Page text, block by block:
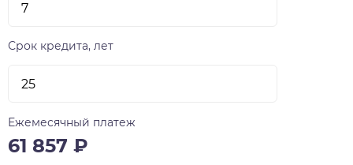
Срок кредита, лет
Ежемесячный платеж
61 857 ₽